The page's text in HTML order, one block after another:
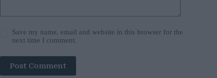
Save my name, email and website in this browser for the
next time I comment.
Post Comment